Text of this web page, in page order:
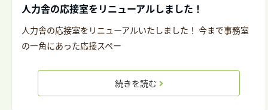
人力舎の応接室をリニューアルしました！
人力舎の応接室をリニューアルいたしました！ 今まで事務室
の一角にあった応接スペー
続きを読む